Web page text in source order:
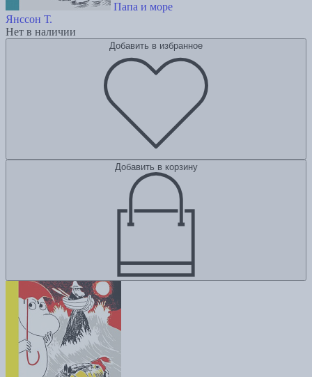
Папа и море
Янссон Т.
Нет в наличии
Добавить в избранное
Добавить в корзину